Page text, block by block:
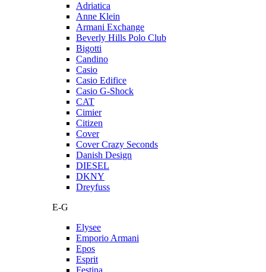
Adriatica
Anne Klein
Armani Exchange
Beverly Hills Polo Club
Bigotti
Candino
Casio
Casio Edifice
Casio G-Shock
CAT
Cimier
Citizen
Cover
Cover Crazy Seconds
Danish Design
DIESEL
DKNY
Dreyfuss
E-G
Elysee
Emporio Armani
Epos
Esprit
Festina